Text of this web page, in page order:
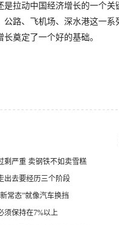
是拉动中国经济增长的一个
公路、飞机场、深水港这一
奠定了一个好的基础。
剩严重 卖钢铁不如卖雪糕
出去要经历三个阶段
常态”就像汽车换挡
须保持在7%以上